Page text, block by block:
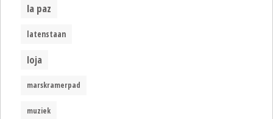
la paz
latenstaan
loja
marskramerpad
muziek